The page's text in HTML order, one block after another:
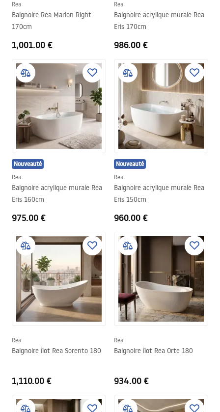
Rea
Baignoire Rea Marion Right
170cm
1,001.00 €
Rea
Baignoire acrylique murale Rea
Eris 170cm
986.00 €
Nouveauté
Rea
Baignoire acrylique murale Rea
Eris 160cm
975.00 €
Nouveauté
Rea
Baignoire acrylique murale Rea
Eris 150cm
960.00 €
Rea
Baignoire îlot Rea Sorento 180
1,110.00 €
Rea
Baignoire îlot Rea Orte 180
934.00 €